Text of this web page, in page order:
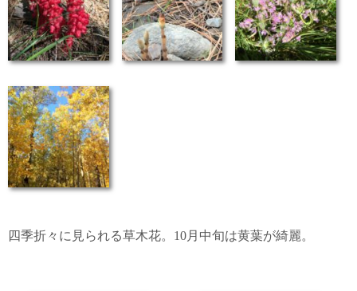
四季折々に見られる草木花。10月中旬は黄葉が綺麗。